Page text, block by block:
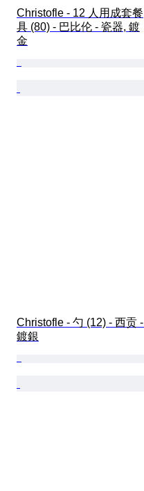
Christofle - 12 人用成套餐
具 (80) - 巴比伦 - 瓷器, 鍍
金
Christofle - 勺 (12) - 西贡 -
鍍銀